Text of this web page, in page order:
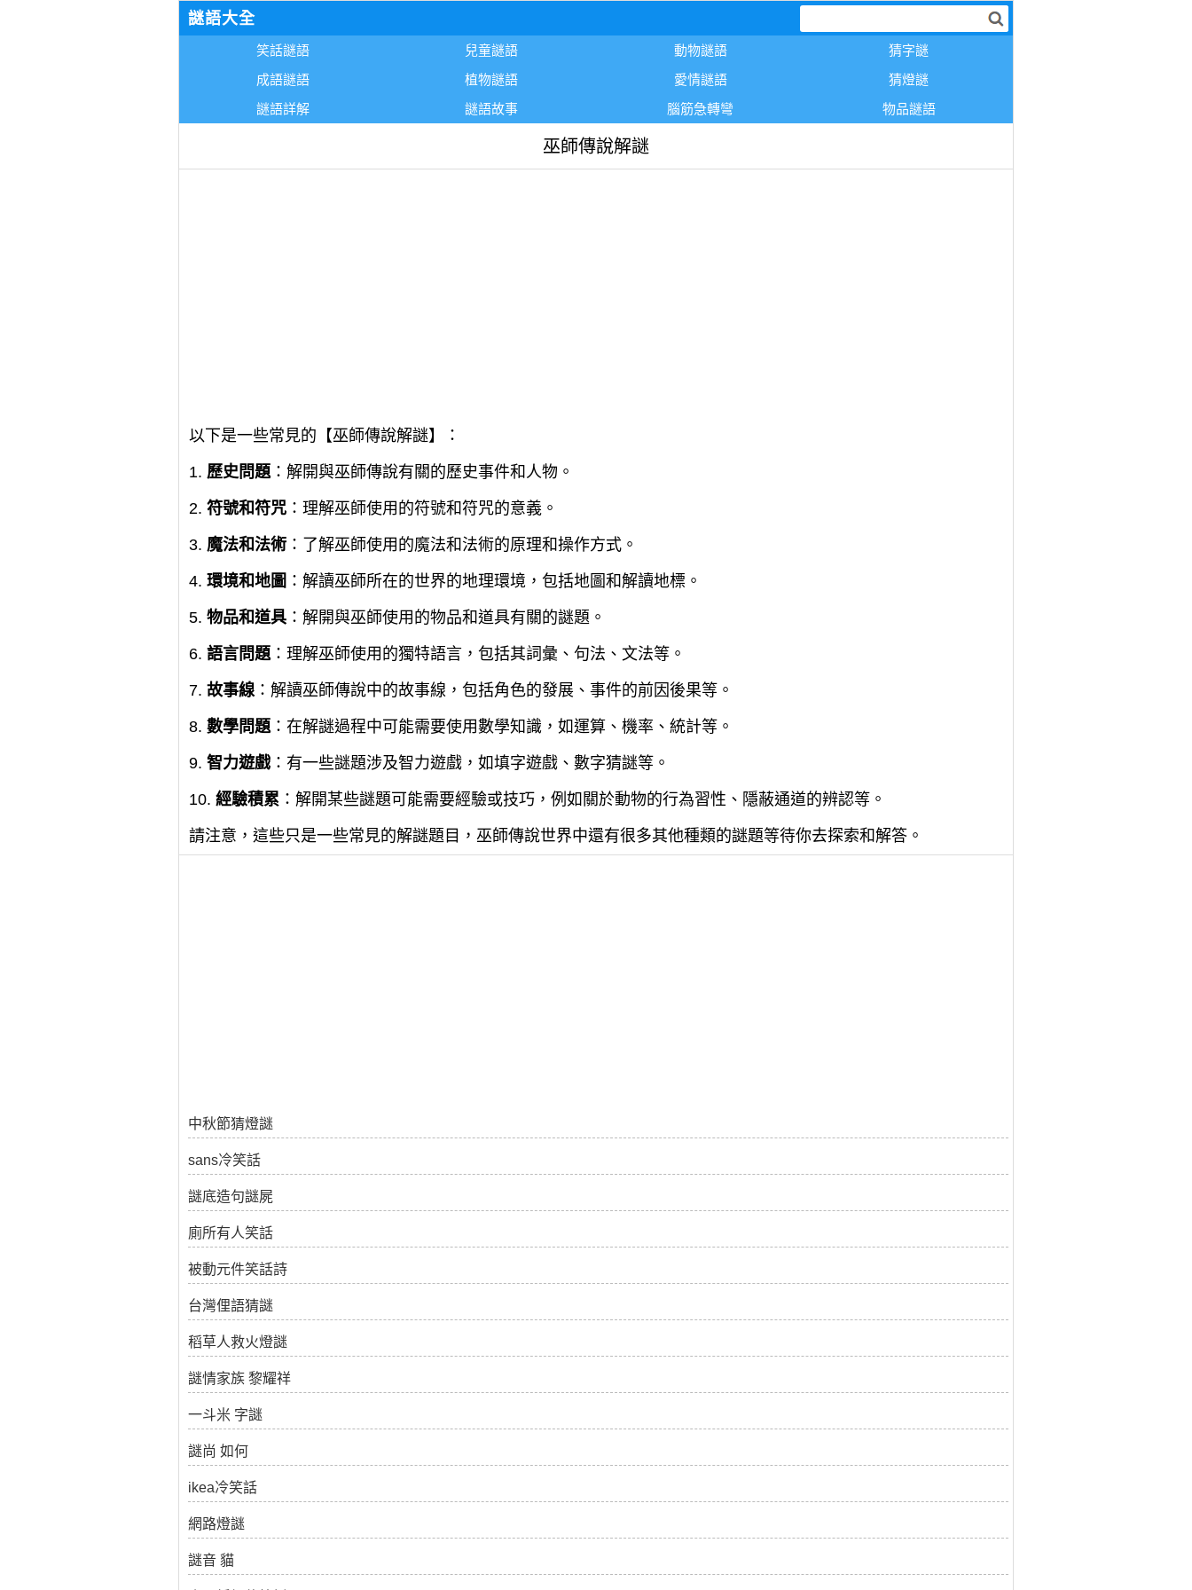
謎語大全
笑話謎語 兒童謎語 動物謎語
猜字謎
成語謎語
植物謎語 愛情謎語
猜燈謎
謎語詳解
謎語故事 腦筋急轉彎 物品謎語
巫師傳說解謎
以下是一些常見的【巫師傳說解謎】：
1. 歷史問題：解開與巫師傳說有關的歷史事件和人物。
2. 符號和符咒：理解巫師使用的符號和符咒的意義。
3. 魔法和法術：了解巫師使用的魔法和法術的原理和操作方式。
4. 環境和地圖 ：解讀巫師所在的世界的地理環境，包括地圖和解讀地標。
5. 物品和道具：解開與巫師使用的物品和道具有關的謎題。
6. 語言問題：理解巫師使用的獨特語言，包括其詞彙、句法、文法等。
7. 故事線：解讀巫師傳說中的故事線，包括角色的發展、事件的前因後果等。
8. 數學問題：在解謎過程中可能需要使用數學知識，如運算、機率、統計等。
9. 智力遊戲：有一些謎題涉及智力遊戲，如填字遊戲、數字猜謎等。
10. 經驗積累 ：解開某些謎題可能需要經驗或技巧，例如關於動物的行為習性、隱蔽通道的辨認等。
請注意，這些只是一些常見的解謎題目，巫師傳說世界中還有很多其他種類的謎題等待你去探索和解答。
中秋節猜燈謎
sans冷笑話
謎底造句謎屍
廁所有人笑話
被動元件笑話詩
台灣俚語猜謎
稻草人救火燈謎
謎情家族 黎耀祥
一斗米 字謎
謎尚 如何
ikea冷笑話
網路燈謎
謎音 貓